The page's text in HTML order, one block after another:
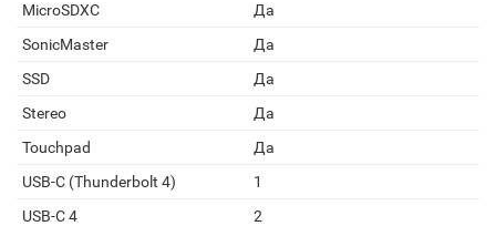
MicroSDXC
Да
SonicMaster
Да
SSD
Да
Stereo
Да
Touchpad
Да
USB-C (Thunderbolt 4)
1
USB-C 4
2